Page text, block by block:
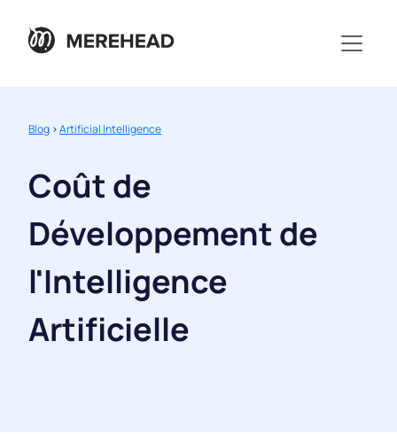
Blog >Artificial Intelligence
Coût de
Développement de
l'Intelligence
Artificielle